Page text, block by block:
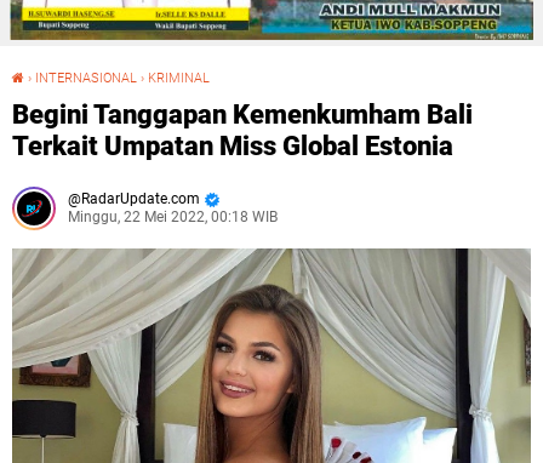
› INTERNASIONAL › KRIMINAL
Begini Tanggapan Kemenkumham Bali
Terkait Umpatan Miss Global Estonia
RadarUpdate.com
Minggu, 22 Mei 2022, 00:18 WIB